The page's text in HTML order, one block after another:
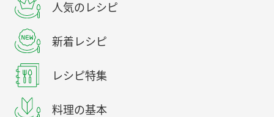
人気のレシピ
新着レシピ
レシピ特集
料理の基本